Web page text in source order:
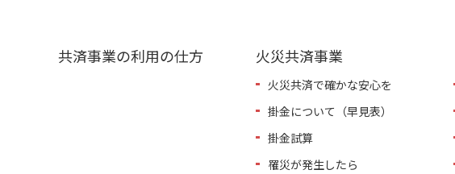
共済事業の利用の仕方 火災共済事業
火災共済で確かな安心を
掛金について（早見表）
掛金試算
罹災が発生したら